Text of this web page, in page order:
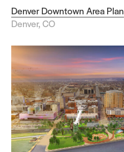
Denver Downtown Area Plan
Denver, CO